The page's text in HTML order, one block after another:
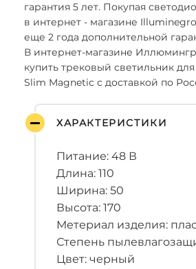
гарантия 5 лет. Покупая
в интернет - магазине
еще 2 года дополнительной
В интернет-магазине
купить трековый светильник
Slim Magnetic с доставкой по
ХАРАКТЕРИСТИКИ
Питание: 48 В
Длина: 110
Ширина: 50
Высота: 170
Метериал изделия:
Степень
Цвет: черный